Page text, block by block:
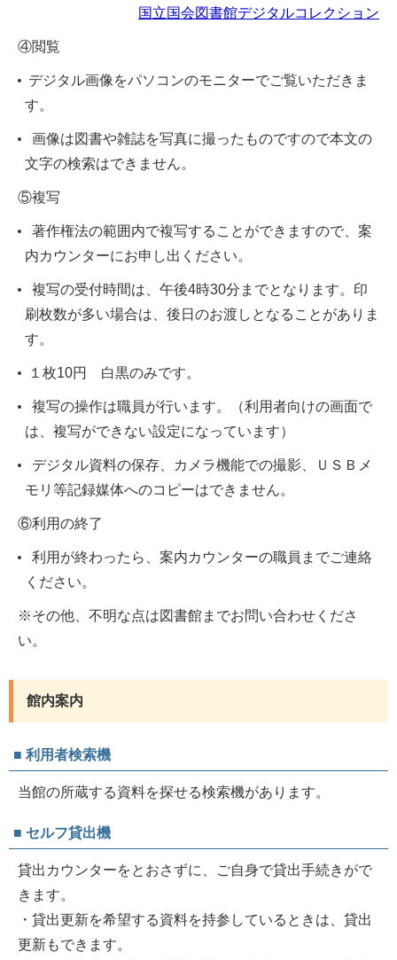
国立国会図書館デジタルコレクション
④閲覧
デジタル画像をパソコンのモニターでご覧いただきま
す。
画像は図書や雑誌を写真に撮ったものですので本文の
文字の検索はできません。
⑤複写
著作権法の範囲内で複写することができますので、案
内カウンターにお申し出ください。
複写の受付時間は、午後4時30分までとなります。印
刷枚数が多い場合は、後日のお渡しとなることがありま
す。
１枚10円 白黒のみです。
複写の操作は職員が行います。（利用者向けの画面で
は、複写ができない設定になっています）
デジタル資料の保存、カメラ機能での撮影、ＵＳＢメ
モリ等記録媒体へのコピーはできません。
⑥利用の終了
利用が終わったら、案内カウンターの職員までご連絡
ください。
※その他、不明な点は図書館までお問い合わせくださ
い。
館内案内
■ 利用者検索機
当館の所蔵する資料を探せる検索機があります。
■ セルフ貸出機
貸出カウンターをとおさずに、ご自身で貸出手続きがで
きます。
・貸出更新を希望する資料を持参しているときは、貸出
更新もできます。